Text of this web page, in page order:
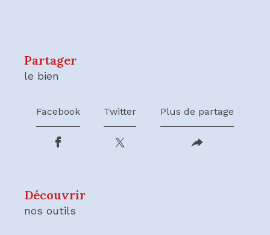
partager
le bien
Facebook Twitter Plus de partage
découvrir
nos outils